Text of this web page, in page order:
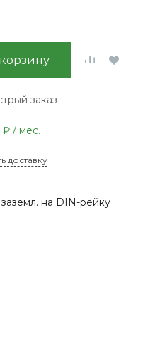
заказ
₽ / мес.
доставку
на DIN-рейку